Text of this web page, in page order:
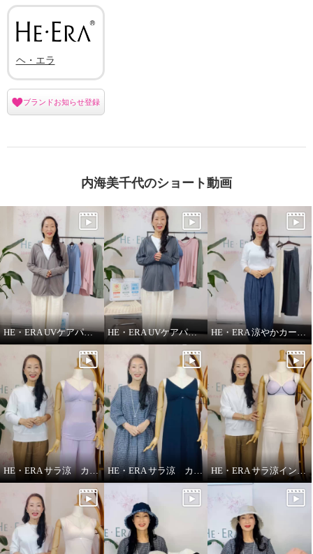
ヘ・エラ
ブランドお知らせ登録
内海美千代のショート動画
HE・ERA UVケアパーカー HE・ERA UVケアパーカー 機能性について HE・ERA 涼やかカーヴィーパンツ
HE・ERA サラ涼 カップ付きインナー HE・ERA サラ涼 カップ付きスリップ HE・ERA サラ涼インナー